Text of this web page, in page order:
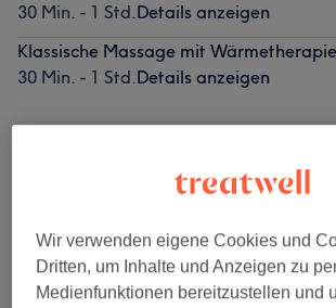
30 Min. - 1 Std.Details anzeigen
Klassische Massage mit Wärmetherapie
30 Min. - 1 Std.Details anzeigen
Cellulite Behandlungen (4)
Wir verwenden eigene Cookies und
Dritten, um Inhalte und Anzeigen zu
Medienfunktionen bereitzustellen und